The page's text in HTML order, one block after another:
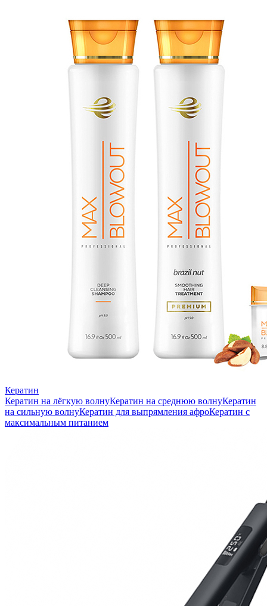
Кератин
Кератин на лёгкую волнуКератин на среднюю волнуКератин
на сильную волнуКератин для выпрямления афроКератин с
максимальным питанием